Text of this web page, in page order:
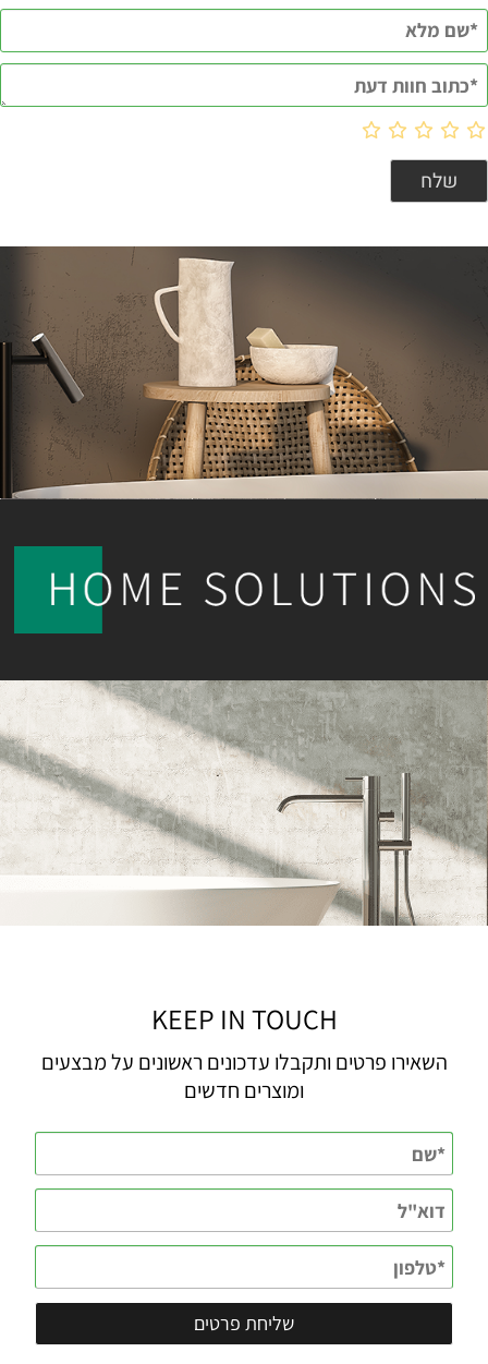
KEEP IN TOUCH
השאירו פרטים ותקבלו עדכונים ראשונים על מבצעים
ומוצרים חדשים